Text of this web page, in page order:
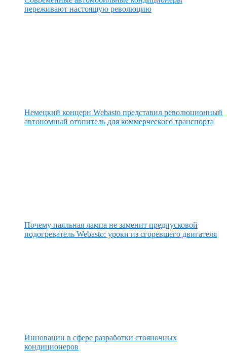
переживают настоящую революцию
Немецкий концерн Webasto представил революционный
автономный отопитель для коммерческого транспорта
Почему паяльная лампа не заменит предпусковой
подогреватель Webasto: уроки из сгоревшего двигателя
Инновации в сфере разработки стояночных
кондиционеров